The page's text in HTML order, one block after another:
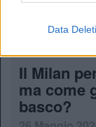
Data
finito sul
Il Milan
ma come
basco?